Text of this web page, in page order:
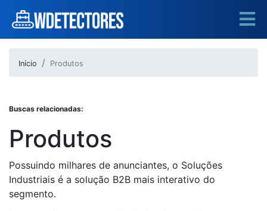
Início Produtos
Buscas relacionadas:
Produtos
Possuindo milhares de anunciantes, o Soluções
Industriais é a solução B2B mais interativo do
segmento.